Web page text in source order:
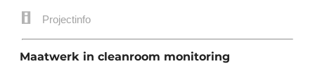
Projectinfo
Maatwerk in cleanroom monitoring